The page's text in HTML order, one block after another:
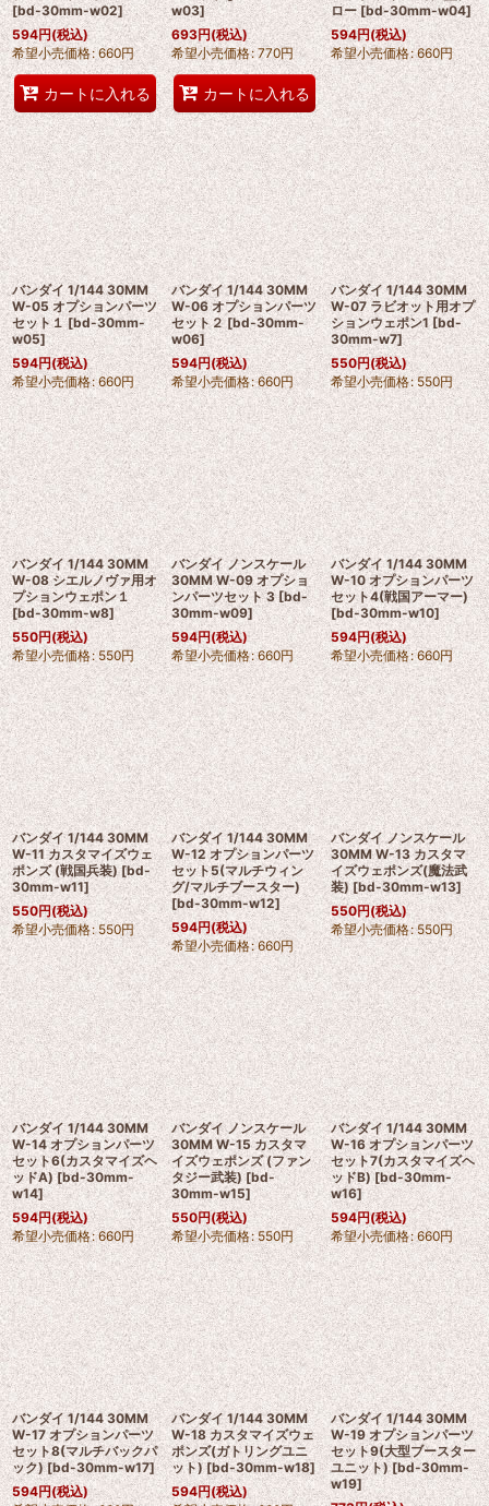
[bd-30mm-w02]
594円(税込)
希望小売価格: 660円
カートに入れる
w03]
693円(税込)
希望小売価格: 770円
カートに入れる
ロー [bd-30mm-w04]
594円(税込)
希望小売価格: 660円
バンダイ 1/144 30MM
W-05 オプションパーツ
セット１ [bd-30mm-
w05]
594円(税込)
希望小売価格: 660円
バンダイ 1/144 30MM
W-06 オプションパーツ
セット２ [bd-30mm-
w06]
594円(税込)
希望小売価格: 660円
バンダイ 1/144 30MM
W-07 ラビオット用オプ
ションウェポン1 [bd-
30mm-w7]
550円(税込)
希望小売価格: 550円
バンダイ 1/144 30MM
W-08 シエルノヴァ用オ
プションウェポン１
[bd-30mm-w8]
550円(税込)
希望小売価格: 550円
バンダイ ノンスケール
30MM W-09 オプショ
ンパーツセット 3 [bd-
30mm-w09]
594円(税込)
希望小売価格: 660円
バンダイ 1/144 30MM
W-10 オプションパーツ
セット4(戦国アーマー)
[bd-30mm-w10]
594円(税込)
希望小売価格: 660円
バンダイ 1/144 30MM
W-11 カスタマイズウェ
ポンズ (戦国兵装) [bd-
30mm-w11]
550円(税込)
希望小売価格: 550円
バンダイ 1/144 30MM
W-12 オプションパーツ
セット5(マルチウィン
グ/マルチブースター)
[bd-30mm-w12]
594円(税込)
希望小売価格: 660円
バンダイ ノンスケール
30MM W-13 カスタマ
イズウェポンズ(魔法武
装) [bd-30mm-w13]
550円(税込)
希望小売価格: 550円
バンダイ 1/144 30MM
W-14 オプションパーツ
セット6(カスタマイズヘ
ッドA) [bd-30mm-
w14]
594円(税込)
希望小売価格: 660円
バンダイ ノンスケール
30MM W-15 カスタマ
イズウェポンズ (ファン
タジー武装) [bd-
30mm-w15]
550円(税込)
希望小売価格: 550円
バンダイ 1/144 30MM
W-16 オプションパーツ
セット7(カスタマイズヘ
ッドB) [bd-30mm-
w16]
594円(税込)
希望小売価格: 660円
バンダイ 1/144 30MM
W-17 オプションパーツ
セット8(マルチバックパ
ック) [bd-30mm-w17]
594円(税込)
バンダイ 1/144 30MM
W-18 カスタマイズウェ
ポンズ(ガトリングユニ
ット) [bd-30mm-w18]
594円(税込)
バンダイ 1/144 30MM
W-19 オプションパーツ
セット9(大型ブースター
ユニット) [bd-30mm-
w19]